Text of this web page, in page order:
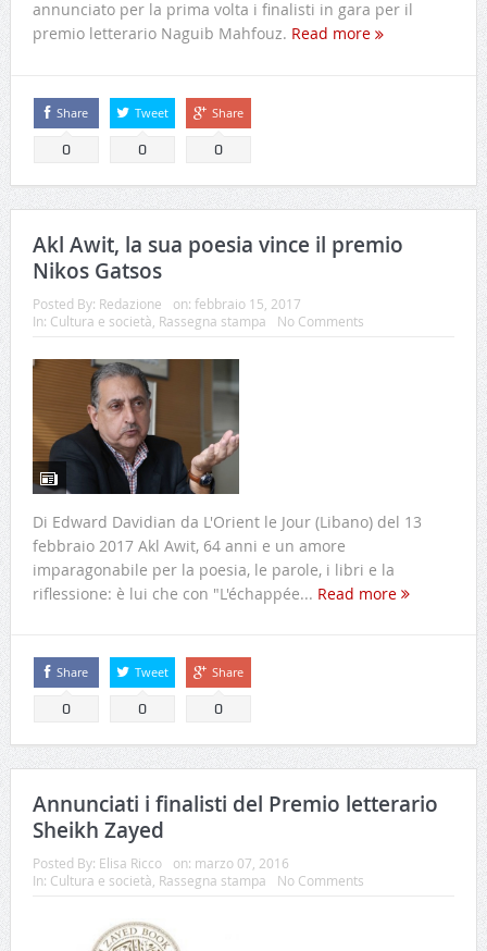
annunciato per la prima volta i finalisti in gara per il
premio letterario Naguib Mahfouz. Read more
Share
0
Tweet
0
Share
0
Akl Awit, la sua poesia vince il premio
Nikos Gatsos
Posted By: Redazione on: febbraio 15, 2017
In: Cultura e società Rassegna stampa No Comments
Di Edward Davidian da L'Orient le Jour (Libano) del 13
febbraio 2017 Akl Awit, 64 anni e un amore
imparagonabile per la poesia, le parole, i libri e la
riflessione: è lui che con "L'échappée... Read more
Share
0
Tweet
0
Share
0
Annunciati i finalisti del Premio letterario
Sheikh Zayed
Posted By: Elisa Ricco on: marzo 07, 2016
In: Cultura e società Rassegna stampa No Comments